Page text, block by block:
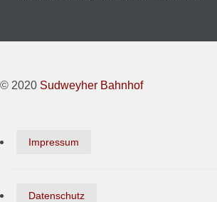
© 2020 Sudweyher Bahnhof
Impressum
Datenschutz